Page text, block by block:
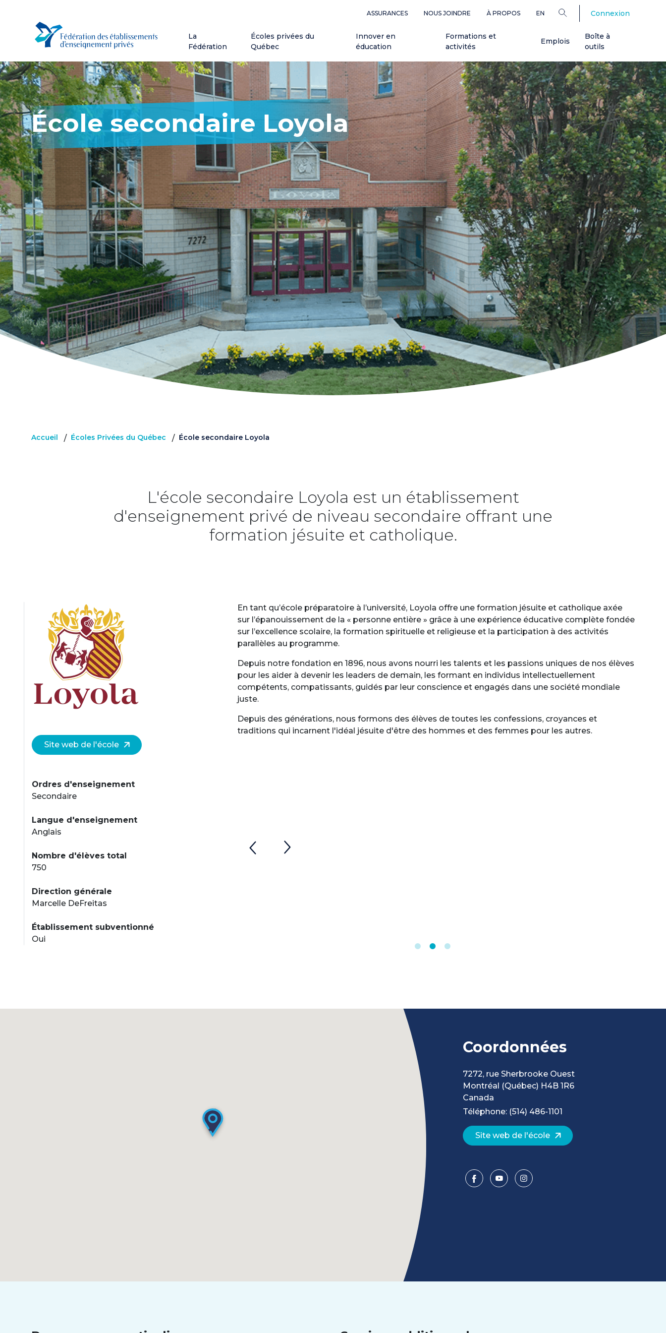
principal
ASSURANCES NOUS JOINDRE À PROPOS EN Connexion
La
Fédération
Écoles privées du
Québec
Innover en
éducation
Formations et
activités
Emplois
Boîte à
outils
École secondaire Loyola
Accueil / Écoles Privées du Québec / École secondaire Loyola
L'école secondaire Loyola est un établissement
d'enseignement privé de niveau secondaire offrant une
formation jésuite et catholique.
Site web de l'école
Ordres d'enseignement
Secondaire
Langue d'enseignement
Anglais
Nombre d'élèves total
750
Direction générale
Marcelle DeFreitas
Établissement subventionné
Oui
En tant qu’école préparatoire à l’université, Loyola offre une formation jésuite et catholique axée
sur l’épanouissement de la « personne entière » grâce à une expérience éducative complète fondée
sur l’excellence scolaire, la formation spirituelle et religieuse et la participation à des activités
parallèles au programme.
Depuis notre fondation en 1896, nous avons nourri les talents et les passions uniques de nos élèves
pour les aider à devenir les leaders de demain, les formant en individus intellectuellement
compétents, compatissants, guidés par leur conscience et engagés dans une société mondiale
juste.
Depuis des générations, nous formons des élèves de toutes les confessions, croyances et
traditions qui incarnent l'idéal jésuite d'être des hommes et des femmes pour les autres.
Coordonnées
7272, rue Sherbrooke Ouest
Montréal (Québec) H4B 1R6
Canada
Téléphone: (514) 486-1101
Site web de l'école